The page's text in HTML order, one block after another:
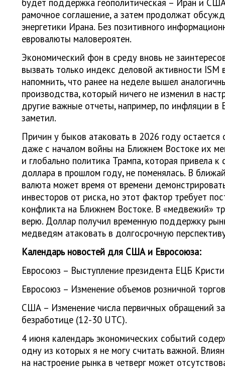
будет поддержка геополитическая – Иран и
рамочное соглашение, а затем продолжат
энергетики Ирана. Без позитивного
евровалюты маловероятен.
Экономический фон в среду вновь не
вызвать только индекс деловой активности ISM
напомнить, что ранее на неделе вышел
производства, который ничего не изменил в
другие важные отчеты, например, по инфляции
заметил.
Причин у быков атаковать в 2026 году остается
даже с началом войны на Ближнем Востоке их
и глобально политика Трампа, которая привела
доллара в прошлом году, не поменялась. В
валюта может время от времени
инвесторов от риска, но этот фактор требует
конфликта на Ближнем Востоке. В «медвежий»
верю. Доллар получил временную поддержку
медведям атаковать в долгосрочную
Календарь новостей для США и Евросоюза:
Евросоюз – Выступление президента ЕЦБ
Евросоюз – Изменение объемов розничной
США – Изменение числа первичных обращений
безработице (12-30 UTC).
4 июня календарь экономических событий
одну из которых я не могу считать важной.
на настроение рынка в четверг может